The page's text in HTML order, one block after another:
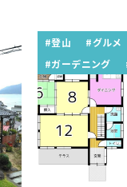
#登山 #グルメ
#ガーデニング